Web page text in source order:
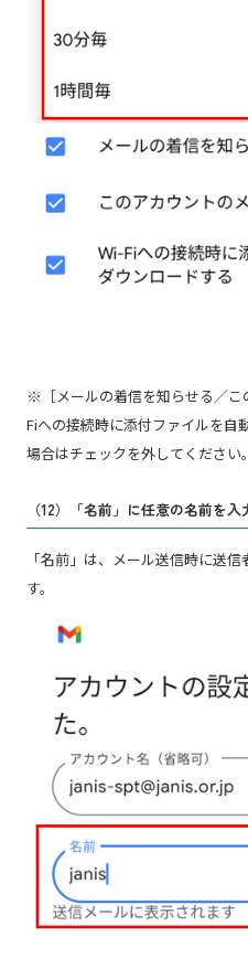
※［メールの着信を知らせる／こ
Fiへの接続時に添付ファイルを自
場合はチェックを外してください。
（12）「名前」に任意の名前を
「名前」は、メール送信時に送
す。